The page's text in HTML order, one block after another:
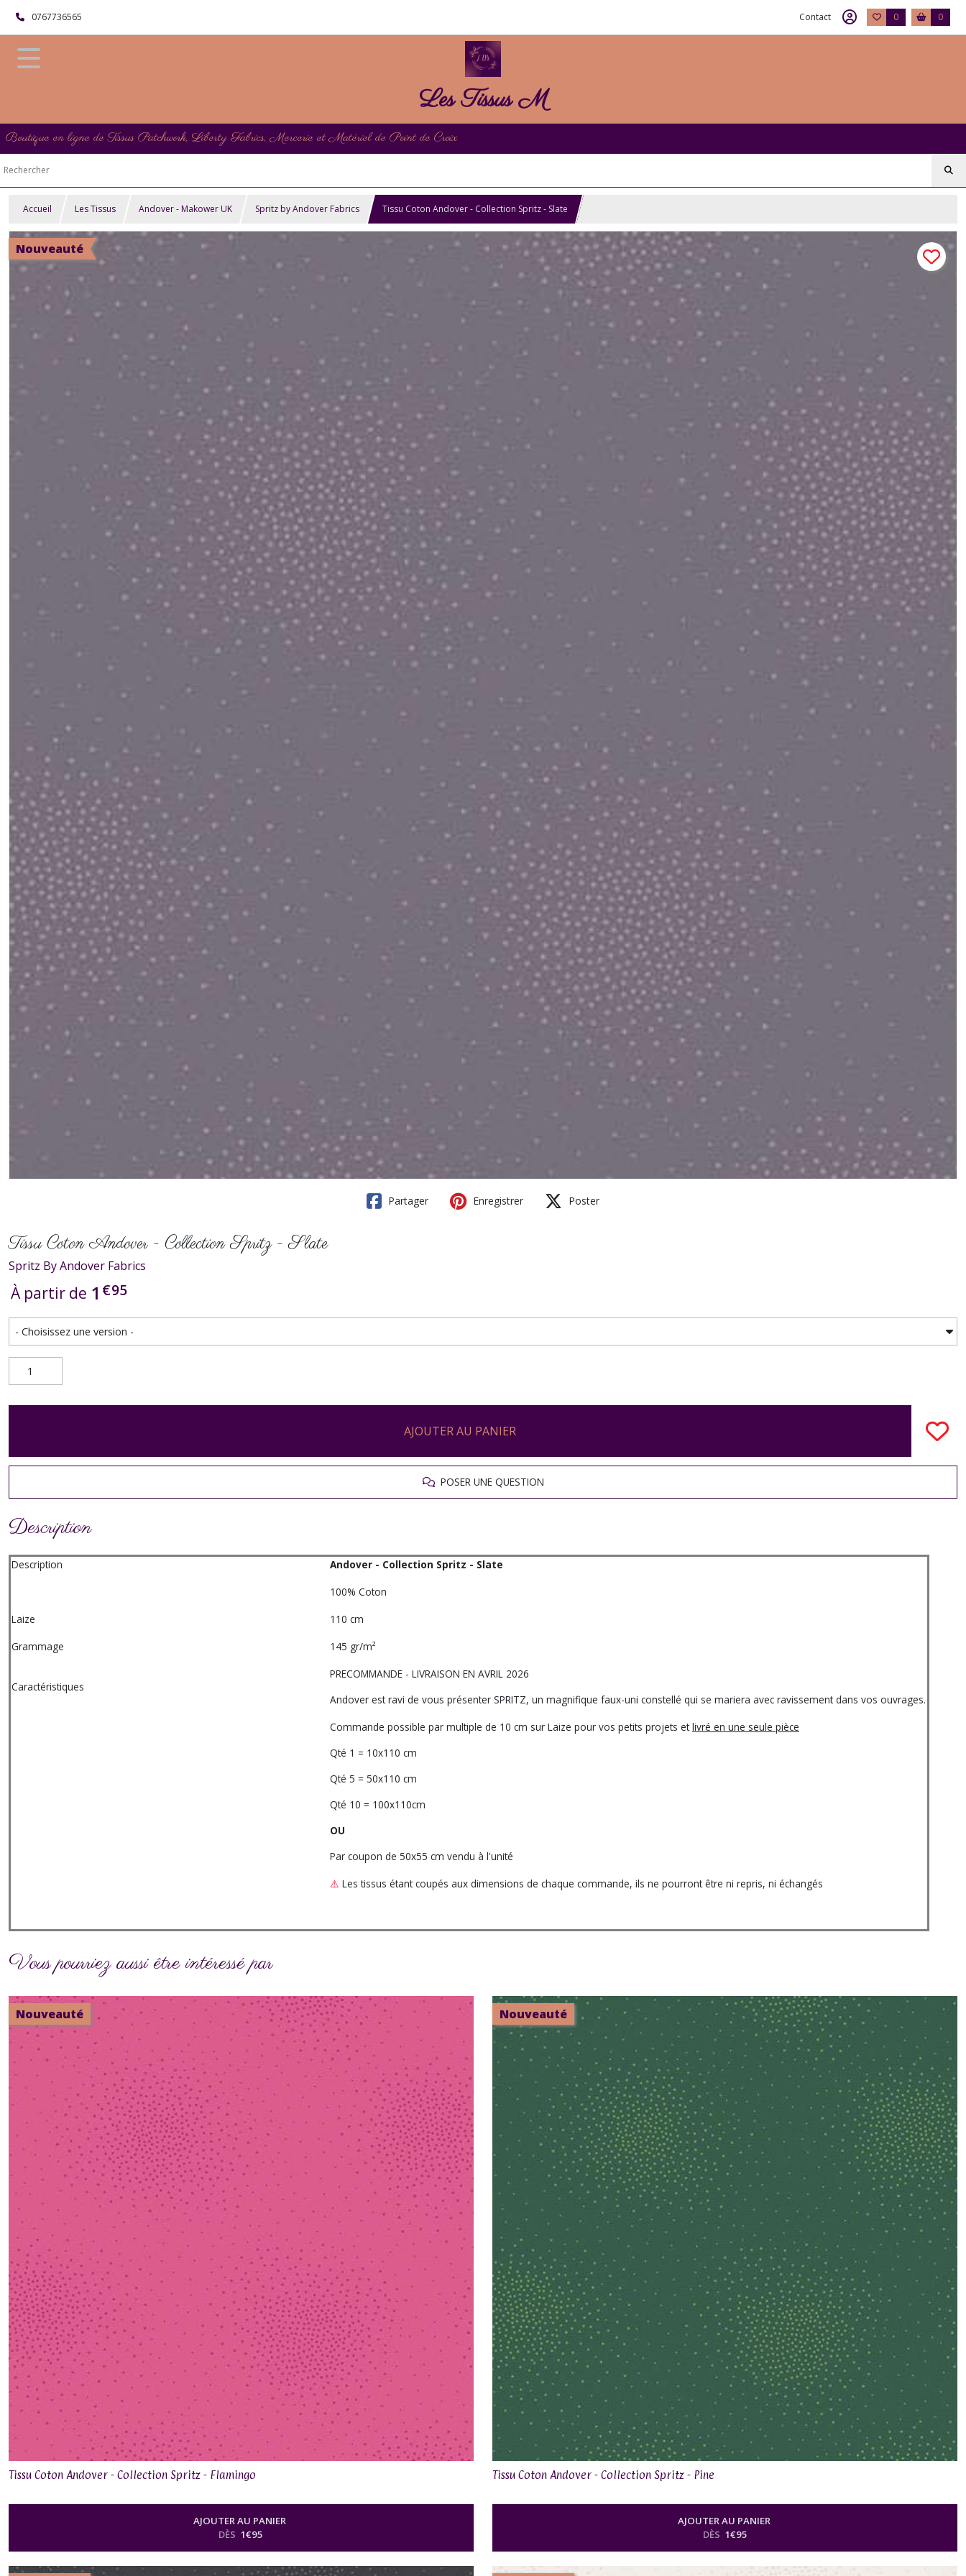
0767736565 Contact 0 0
Les Tissus M
Boutique en ligne de Tissus Patchwork, Liberty Fabrics, Mercerie et Matériel de Point de Croix
Accueil Les Tissus Andover - Makower UK Spritz by Andover Fabrics Tissu Coton Andover - Collection Spritz - Slate
Nouveauté
Partager Enregistrer Poster
Tissu Coton Andover - Collection Spritz - Slate
Spritz By Andover Fabrics
À partir de 1 €95
AJOUTER AU PANIER
POSER UNE QUESTION
Description
Description
Andover - Collection Spritz - Slate
100% Coton
Laize
110 cm
Grammage
145 gr/m²
Caractéristiques
PRECOMMANDE - LIVRAISON EN AVRIL 2026
Andover est ravi de vous présenter SPRITZ, un magnifique faux-uni constellé qui se mariera avec ravissement dans vos ouvrages.
Commande possible par multiple de 10 cm sur Laize pour vos petits projets etlivré en une seule pièce
Qté 1 = 10x110 cm
Qté 5 = 50x110 cm
Qté 10 = 100x110cm
OU
Par coupon de 50x55 cm vendu à l'unité
⚠ Les tissus étant coupés aux dimensions de chaque commande, ils ne pourront être ni repris, ni échangés
Vous pourriez aussi être intéressé par
Nouveauté
Tissu Coton Andover - Collection Spritz - Flamingo
AJOUTER AU PANIER
DÈS 1€95
Nouveauté
Tissu Coton Andover - Collection Spritz - Pine
AJOUTER AU PANIER
DÈS 1€95